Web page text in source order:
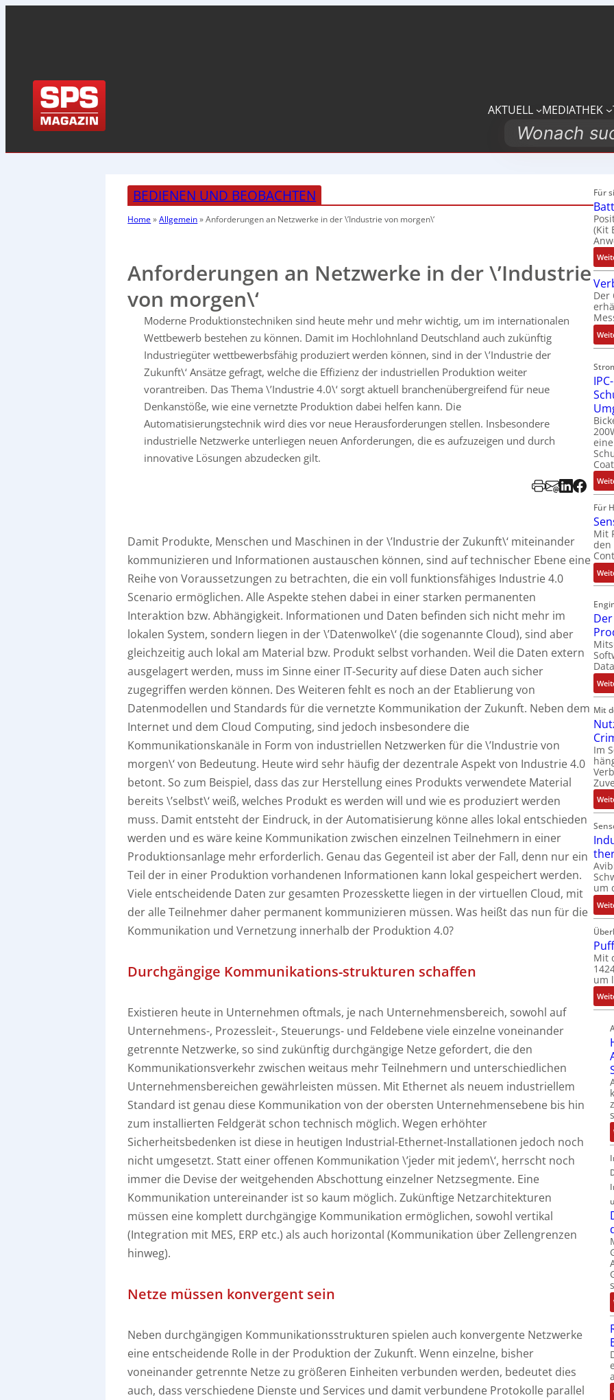
AKTUELL MEDIATHEK
Search
BEDIENEN UND BEOBACHTEN
Home»Allgemein»Anforderungen an Netzwerke in der \’Industrie von morgen\‘
Anforderungen an Netzwerke in der \’Industrie
von morgen\‘
Moderne Produktionstechniken sind heute mehr und mehr wichtig, um im internationalen
Wettbewerb bestehen zu können. Damit im Hochlohnland Deutschland auch zukünftig
Industriegüter wettbewerbsfähig produziert werden können, sind in der \’Industrie der
Zukunft\‘ Ansätze gefragt, welche die Effizienz der industriellen Produktion weiter
vorantreiben. Das Thema \’Industrie 4.0\‘ sorgt aktuell branchenübergreifend für neue
Denkanstöße, wie eine vernetzte Produktion dabei helfen kann. Die
Automatisierungstechnik wird dies vor neue Herausforderungen stellen. Insbesondere
industrielle Netzwerke unterliegen neuen Anforderungen, die es aufzuzeigen und durch
innovative Lösungen abzudecken gilt.
Damit Produkte, Menschen und Maschinen in der \’Industrie der Zukunft\‘ miteinander
kommunizieren und Informationen austauschen können, sind auf technischer Ebene eine
Reihe von Voraussetzungen zu betrachten, die ein voll funktionsfähiges Industrie 4.0
Scenario ermöglichen. Alle Aspekte stehen dabei in einer starken permanenten
Interaktion bzw. Abhängigkeit. Informationen und Daten befinden sich nicht mehr im
lokalen System, sondern liegen in der \’Datenwolke\‘ (die sogenannte Cloud), sind aber
gleichzeitig auch lokal am Material bzw. Produkt selbst vorhanden. Weil die Daten extern
ausgelagert werden, muss im Sinne einer IT-Security auf diese Daten auch sicher
zugegriffen werden können. Des Weiteren fehlt es noch an der Etablierung von
Datenmodellen und Standards für die vernetzte Kommunikation der Zukunft. Neben dem
Internet und dem Cloud Computing, sind jedoch insbesondere die
Kommunikationskanäle in Form von industriellen Netzwerken für die \’Industrie von
morgen\‘ von Bedeutung. Heute wird sehr häufig der dezentrale Aspekt von Industrie 4.0
betont. So zum Beispiel, dass das zur Herstellung eines Produkts verwendete Material
bereits \’selbst\‘ weiß, welches Produkt es werden will und wie es produziert werden
muss. Damit entsteht der Eindruck, in der Automatisierung könne alles lokal entschieden
werden und es wäre keine Kommunikation zwischen einzelnen Teilnehmern in einer
Produktionsanlage mehr erforderlich. Genau das Gegenteil ist aber der Fall, denn nur ein
Teil der in einer Produktion vorhandenen Informationen kann lokal gespeichert werden.
Viele entscheidende Daten zur gesamten Prozesskette liegen in der virtuellen Cloud, mit
der alle Teilnehmer daher permanent kommunizieren müssen. Was heißt das nun für die
Kommunikation und Vernetzung innerhalb der Produktion 4.0?
Durchgängige Kommunikations-strukturen schaffen
Existieren heute in Unternehmen oftmals, je nach Unternehmensbereich, sowohl auf
Unternehmens-, Prozessleit-, Steuerungs- und Feldebene viele einzelne voneinander
getrennte Netzwerke, so sind zukünftig durchgängige Netze gefordert, die den
Kommunikationsverkehr zwischen weitaus mehr Teilnehmern und unterschiedlichen
Unternehmensbereichen gewährleisten müssen. Mit Ethernet als neuem industriellem
Standard ist genau diese Kommunikation von der obersten Unternehmensebene bis hin
zum installierten Feldgerät schon technisch möglich. Wegen erhöhter
Sicherheitsbedenken ist diese in heutigen Industrial-Ethernet-Installationen jedoch noch
nicht umgesetzt. Statt einer offenen Kommunikation \’jeder mit jedem\‘, herrscht noch
immer die Devise der weitgehenden Abschottung einzelner Netzsegmente. Eine
Kommunikation untereinander ist so kaum möglich. Zukünftige Netzarchitekturen
müssen eine komplett durchgängige Kommunikation ermöglichen, sowohl vertikal
(Integration mit MES, ERP etc.) als auch horizontal (Kommunikation über Zellengrenzen
hinweg).
Netze müssen konvergent sein
Neben durchgängigen Kommunikationsstrukturen spielen auch konvergente Netzwerke
eine entscheidende Rolle in der Produktion der Zukunft. Wenn einzelne, bisher
voneinander getrennte Netze zu größeren Einheiten verbunden werden, bedeutet dies
auch, dass verschiedene Dienste und Services und damit verbundene Protokolle parallel
Für
(Kit
Der
Für
Mit
den
Mit
Im
um
Mit
um